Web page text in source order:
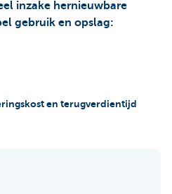
inzake hernieuwbare
gebruik en opslag:
en terugverdientijd